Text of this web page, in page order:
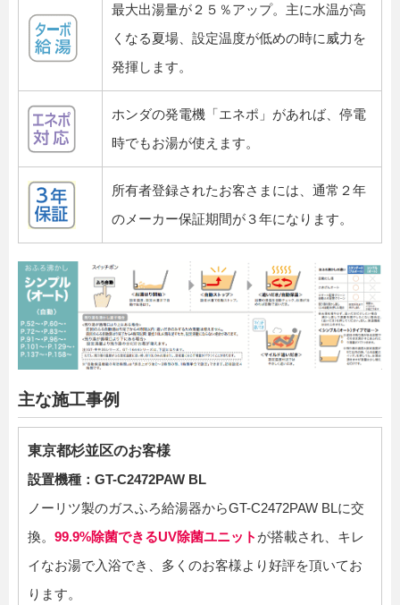
最大出湯量が２５％アップ。主に水温が高
くなる夏場、設定温度が低めの時に威力を
発揮します。
ホンダの発電機「エネポ」があれば、停電
時でもお湯が使えます。
所有者登録されたお客さまには、通常２年
のメーカー保証期間が３年になります。
主な施工事例
東京都杉並区のお客様
設置機種：GT-C2472PAW BL
ノーリツ製のガスふろ給湯器からGT-C2472PAW BLに交
換。 99.9%除菌できるUV除菌ユニット が搭載され、キレ
イなお湯で入浴でき、多くのお客様より好評を頂いてお
ります。